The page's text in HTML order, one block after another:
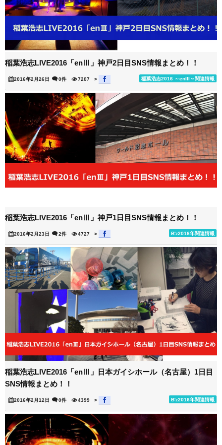
稲葉浩志LIVE2016「enⅢ」神戸2日目SNS情報まとめ！！
2016年2月26日 稲葉浩志2016 ～enIII～関連情報
0件 7207 >
稲葉浩志LIVE2016「enⅢ」神戸1日目SNS情報まとめ！！
2016年2月23日 B'z2016年関連情報
2件 4727 >
稲葉浩志LIVE2016「enⅢ」日本ガイシホール（名古屋）1日目
SNS情報まとめ！！
2016年2月12日 B'z2016年関連情報
0件 4399 >